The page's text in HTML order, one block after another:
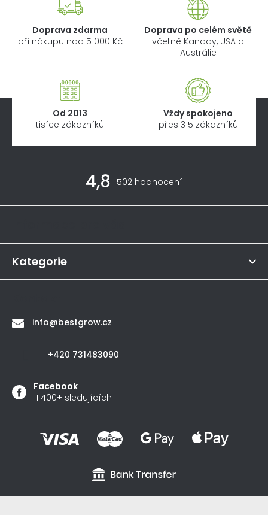
Doprava zdarma
při nákupu nad 5 000 Kč
Doprava po celém světě
včetně Kanady, USA a
Austrálie
Od 2013
tisíce zákazníků
Vždy spokojeno
přes 315 zákazníků
í
4,8
Průměrné
obchodu
502 hodnocení
Kategorie
info@bestgrow.cz
+420 731483090
Facebook
11 400+ sledujících